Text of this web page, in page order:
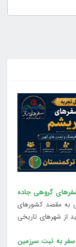
گروهی جاده
به مقصد کشورهای
از شهرهای تاریخی
سفر به تبت سرزمین